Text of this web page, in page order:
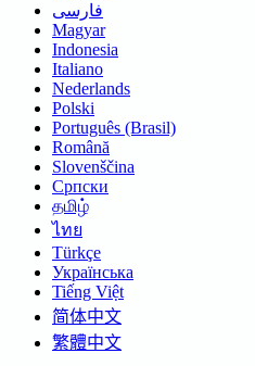
فارسی
Magyar
Indonesia
Italiano
Nederlands
Polski
Português (Brasil)
Română
Slovenščina
Српски
தமிழ்
ไทย
Türkçe
Українська
Tiếng Việt
简体中文
繁體中文